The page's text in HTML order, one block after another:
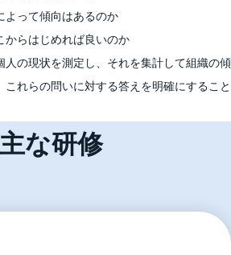
よって傾向はあるのか
からはじめれば良いのか
人の現状を測定し、それを集計して組織の傾
これらの問いに対する答えを明確にすること
主な研修